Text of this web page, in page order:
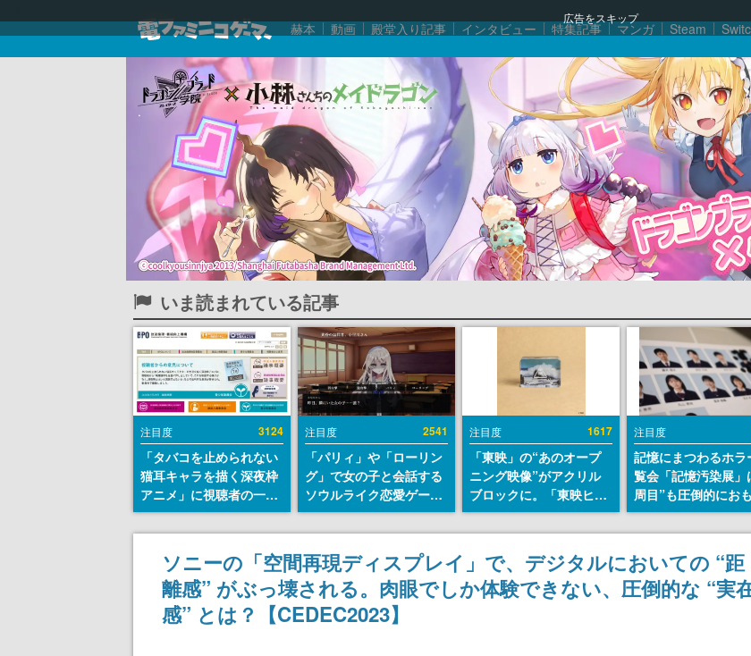
広告をスキップ
赫本 動画 殿堂入り記事 インタビュー 特集記事 マンガ Steam
いま読まれている記事
注目度 3124
「タバコを止められない
猫耳キャラを描く深夜枠
アニメ」に視聴者の一部
から批判意見。違法薬物
の使用と思しき描写も含
めて、BPOが議論を交わ
注目度 2541
「パリィ」や「ローリン
グ」で女の子と会話する
ソウルライク恋愛ゲーム
『小早川さんはソウルラ
イク』無料公開。返事に
失敗すると「YOU
DIED」
注目度 1617
「東映」の“あのオープ
ニング映像”がアクリル
ブロックに。「東映ヒス
トリカル グッズコレクシ
ョン」が8月下旬より発
注目度
記憶にまつわるホラ
覧会「記憶汚染展」
周目”も圧倒的にお
ろい。自分の記憶が
染された”ことに気
た瞬間、展示の意味
わる。1周目はホラー
して、2周目はミステ
ソニーの「空間再現ディスプレイ」で、デジタルにおいての “距
離感” がぶっ壊される。肉眼でしか体験できない、圧倒的な “実
感” とは？【CEDEC2023】